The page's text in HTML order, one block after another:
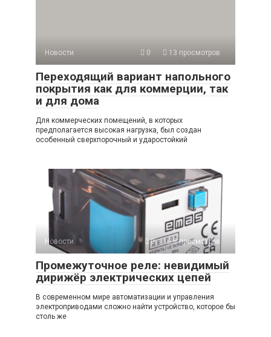
Новости 0 13 просмотров
Переходящий вариант напольного
покрытия как для коммерции, так
и для дома
Для коммерческих помещений, в которых
предполагается высокая нагрузка, был создан
особенный сверхпорочный и ударостойкий
Новости 0 8 просмотров
Промежуточное реле: невидимый
дирижёр электрических цепей
В современном мире автоматизации и управления
электроприводами сложно найти устройство, которое бы
столь же